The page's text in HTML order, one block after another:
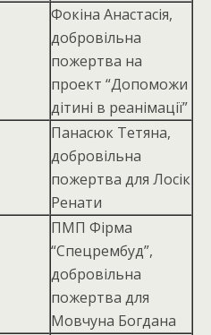
Фокіна Анастасія,
добровiльна
пожертва на
проект “Допоможи
дiтинi в реанiмацiї”
Панасюк Тетяна,
добровiльна
пожертва для Лосiк
Ренати
ПМП Фірма
“Спецрембуд”,
добровільна
пожертва для
Мовчуна Богдана